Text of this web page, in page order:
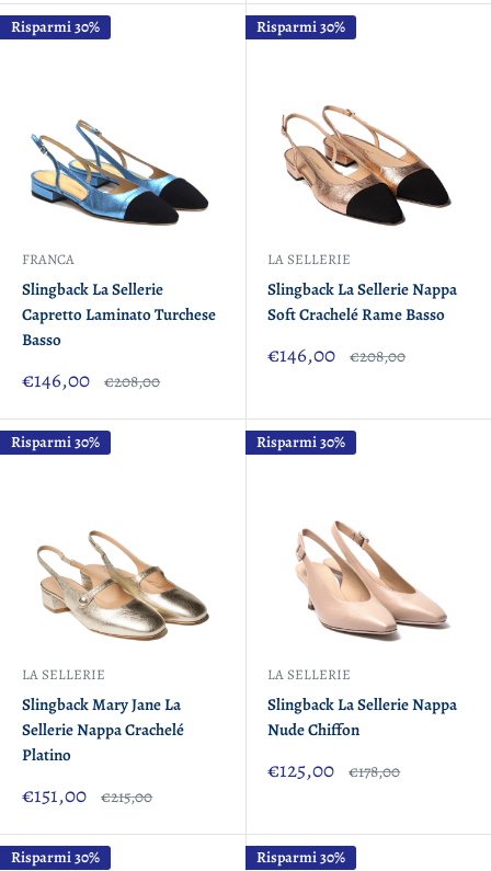
Risparmi 30%
FRANCA
Slingback La Sellerie
Capretto Laminato Turchese
Basso
Prezzo
scontato
€146,00 Prezzo
€208,00
Risparmi 30%
LA SELLERIE
Slingback La Sellerie Nappa
Soft Crachelé Rame Basso
Prezzo
scontato
€146,00 Prezzo
€208,00
Risparmi 30%
LA SELLERIE
Slingback Mary Jane La
Sellerie Nappa Crachelé
Platino
Prezzo
scontato
€151,00 Prezzo
€215,00
Risparmi 30%
LA SELLERIE
Slingback La Sellerie Nappa
Nude Chiffon
Prezzo
scontato
€125,00 Prezzo
€178,00
Risparmi 30% Risparmi 30%